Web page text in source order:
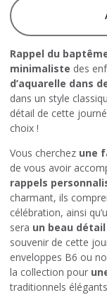
Rappel du
minimaliste des
d’aquarelle dans
dans un style
détail de cette
choix !
Vous cherchez une
de vous avoir
rappels
charmant, ils
célébration, ainsi
sera un beau détail
souvenir de cette
enveloppes B6 ou
la collection pour
traditionnels